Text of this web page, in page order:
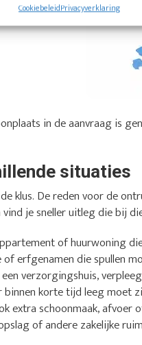
CookiebeleidPrivacyverklaring
in de aanvraag is
situaties
klus. De reden voor de
je sneller uitleg die bij
of huurwoning
erfgenamen die spullen
verzorgingshuis,
binnen korte tijd leeg moet
extra schoonmaak,
of andere zakelijke